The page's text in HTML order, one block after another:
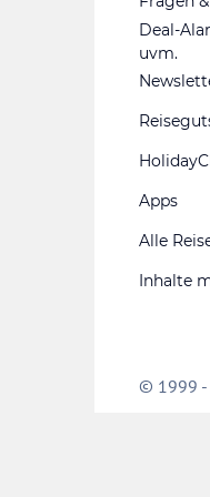
Deal-
uvm.
Apps
Alle
Inhalte
© 1999 -